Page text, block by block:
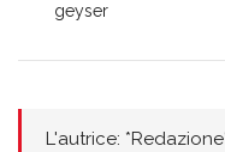
geyser
L'autrice: